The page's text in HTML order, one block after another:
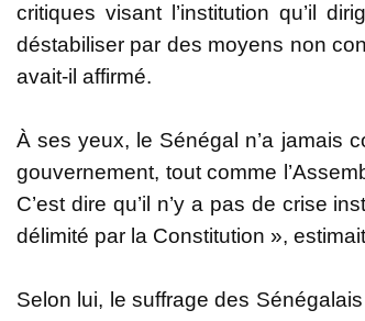
critiques visant l’institution qu’il
déstabiliser par des moyens non
avait-il affirmé.
À ses yeux, le Sénégal n’a jamais
gouvernement, tout comme
C’est dire qu’il n’y a pas de crise
délimité par la Constitution »,
Selon lui, le suffrage des